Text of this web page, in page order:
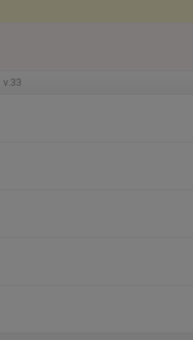
v.33